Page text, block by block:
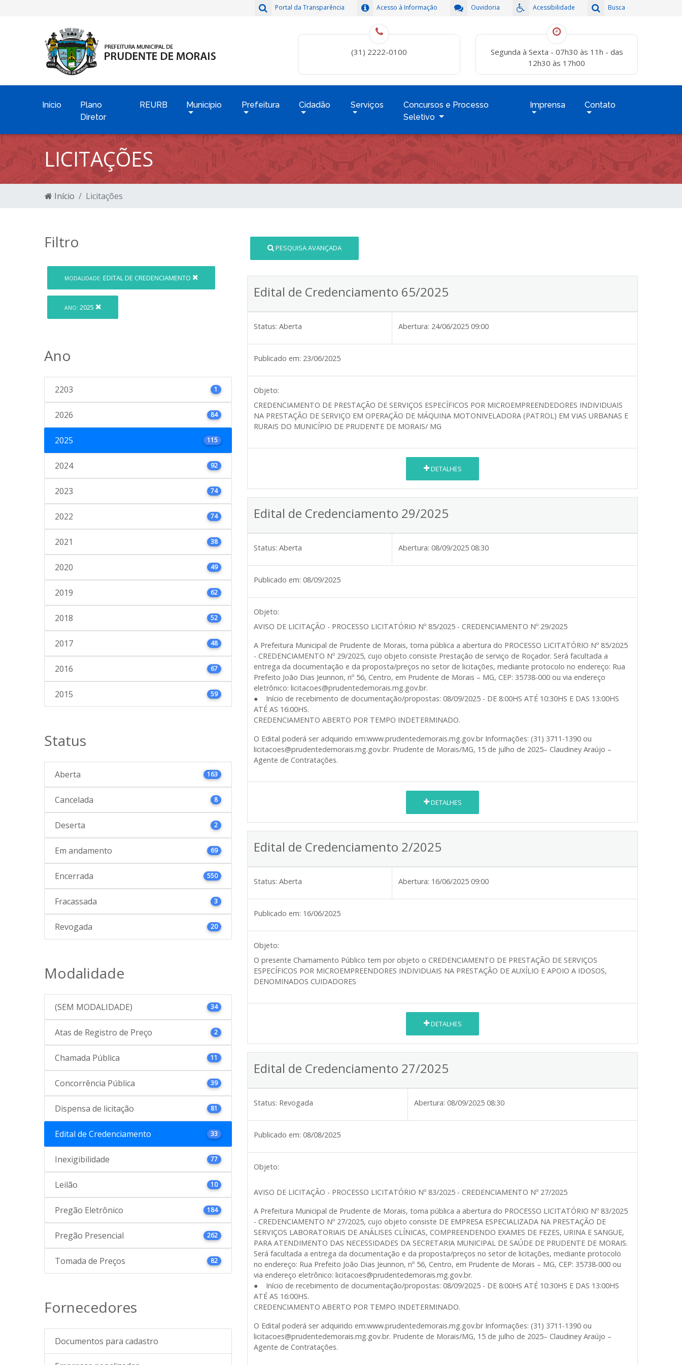
Busca
Acessibilidade
Ouvidoria
Acesso à Informação
Portal da Transparência
(31) 2222-0100
Segunda à Sexta - 07h30 às 11h - das
12h30 às 17h00
Início
Plano
Diretor
REURB Município Prefeitura Cidadão Serviços
Concursos e Processo
Seletivo
Imprensa Contato
LICITAÇÕES
Início Licitações
Filtro
MODALIDADE: EDITAL DE CREDENCIAMENTO
ANO: 2025
Ano
2203 1
2026 84
2025 115
2024 92
2023 74
2022 74
2021 38
2020 49
2019 62
2018 52
2017 48
2016 67
2015 59
Status
Aberta 163
Cancelada 8
Deserta 2
Em andamento 69
Encerrada 550
Fracassada 3
Revogada 20
Modalidade
(SEM MODALIDADE) 34
Atas de Registro de Preço 2
Chamada Pública 11
Concorrência Pública 39
Dispensa de licitação 81
Edital de Credenciamento 33
Inexigibilidade 77
Leilão 10
Pregão Eletrônico 184
Pregão Presencial 262
Tomada de Preços 82
Fornecedores
Documentos para cadastro
PESQUISA AVANÇADA
Edital de Credenciamento 65/2025
Status: Aberta Abertura: 24/06/2025 09:00
Publicado em: 23/06/2025
Objeto:
CREDENCIAMENTO DE PRESTAÇÃO DE SERVIÇOS ESPECÍFICOS POR MICROEMPREENDEDORES INDIVIDUAIS
NA PRESTAÇÃO DE SERVIÇO EM OPERAÇÃO DE MÁQUINA MOTONIVELADORA (PATROL) EM VIAS URBANAS E
RURAIS DO MUNICÍPIO DE PRUDENTE DE MORAIS/ MG
DETALHES
Edital de Credenciamento 29/2025
Status: Aberta Abertura: 08/09/2025 08:30
Publicado em: 08/09/2025
Objeto:
AVISO DE LICITAÇÃO - PROCESSO LICITATÓRIO Nº 85/2025 - CREDENCIAMENTO Nº 29/2025
A Prefeitura Municipal de Prudente de Morais, torna pública a abertura do PROCESSO LICITATÓRIO Nº 85/2025
- CREDENCIAMENTO Nº 29/2025, cujo objeto consiste Prestação de serviço de Roçador. Será facultada a
entrega da documentação e da proposta/preços no setor de licitações, mediante protocolo no endereço: Rua
Prefeito João Dias Jeunnon, nº 56, Centro, em Prudente de Morais – MG, CEP: 35738-000 ou via endereço
eletrônico: licitacoes@prudentedemorais.mg.gov.br.
● Início de recebimento de documentação/propostas: 08/09/2025 - DE 8:00HS ATÉ 10:30HS E DAS 13:00HS
ATÉ AS 16:00HS.
CREDENCIAMENTO ABERTO POR TEMPO INDETERMINADO.
O Edital poderá ser adquirido em:www.prudentedemorais.mg.gov.br Informações: (31) 3711-1390 ou
licitacoes@prudentedemorais.mg.gov.br. Prudente de Morais/MG, 15 de julho de 2025– Claudiney Araújo –
Agente de Contratações.
DETALHES
Edital de Credenciamento 2/2025
Status: Aberta Abertura: 16/06/2025 09:00
Publicado em: 16/06/2025
Objeto:
O presente Chamamento Público tem por objeto o CREDENCIAMENTO DE PRESTAÇÃO DE SERVIÇOS
ESPECÍFICOS POR MICROEMPREENDORES INDIVIDUAIS NA PRESTAÇÃO DE AUXÍLIO E APOIO A IDOSOS,
DENOMINADOS CUIDADORES
DETALHES
Edital de Credenciamento 27/2025
Status: Revogada Abertura: 08/09/2025 08:30
Publicado em: 08/08/2025
Objeto:
AVISO DE LICITAÇÃO - PROCESSO LICITATÓRIO Nº 83/2025 - CREDENCIAMENTO Nº 27/2025
A Prefeitura Municipal de Prudente de Morais, torna pública a abertura do PROCESSO LICITATÓRIO Nº 83/2025
- CREDENCIAMENTO Nº 27/2025, cujo objeto consiste DE EMPRESA ESPECIALIZADA NA PRESTAÇÃO DE
SERVIÇOS LABORATORIAIS DE ANÁLISES CLÍNICAS, COMPREENDENDO EXAMES DE FEZES, URINA E SANGUE,
PARA ATENDIMENTO DAS NECESSIDADES DA SECRETARIA MUNICIPAL DE SAÚDE DE PRUDENTE DE MORAIS.
Será facultada a entrega da documentação e da proposta/preços no setor de licitações, mediante protocolo
no endereço: Rua Prefeito João Dias Jeunnon, nº 56, Centro, em Prudente de Morais – MG, CEP: 35738-000 ou
via endereço eletrônico: licitacoes@prudentedemorais.mg.gov.br.
● Início de recebimento de documentação/propostas: 08/09/2025 - DE 8:00HS ATÉ 10:30HS E DAS 13:00HS
ATÉ AS 16:00HS.
CREDENCIAMENTO ABERTO POR TEMPO INDETERMINADO.
O Edital poderá ser adquirido em:www.prudentedemorais.mg.gov.br Informações: (31) 3711-1390 ou
licitacoes@prudentedemorais.mg.gov.br. Prudente de Morais/MG, 15 de julho de 2025– Claudiney Araújo –
Agente de Contratações.